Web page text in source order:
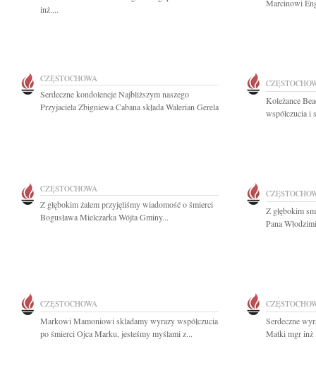
inż....
Marcinowi
CZĘSTOCHOWA
Serdeczne kondolencje Najbliższym naszego
Przyjaciela Zbigniewa Cabana składa Walerian Gerela
Koleżance
współczucia i
CZĘSTOCHOWA
Z głębokim żalem przyjęliśmy wiadomość o śmierci
Bogusława Mielczarka Wójta Gminy...
Z głębokim
Pana
CZĘSTOCHOWA
Markowi Mamoniowi skladamy wyrazy współczucia
po śmierci Ojca Marku, jesteśmy myślami z...
Serdeczne
Matki mgr inż